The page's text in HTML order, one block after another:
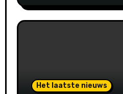
Het laatste nieuws